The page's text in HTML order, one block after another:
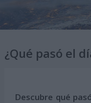
¿Qué pasó el
Descubre qué